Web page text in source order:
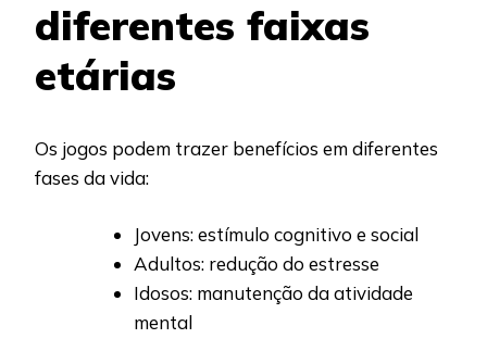
diferentes faixas
etárias
Os jogos podem trazer benefícios em diferentes
fases da vida:
Jovens: estímulo cognitivo e social
Adultos: redução do estresse
Idosos: manutenção da atividade
mental